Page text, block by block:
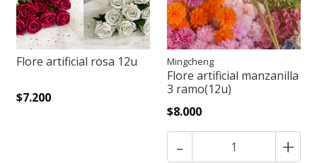
Flore artificial rosa 12u
$7.200
Mingcheng
Flore artificial manzanilla
3 ramo(12u)
$8.000
- +